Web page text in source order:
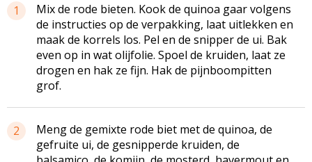
1
Mix de rode bieten. Kook de quinoa gaar volgens
de instructies op de verpakking, laat uitlekken en
maak de korrels los. Pel en de snipper de ui. Bak
even op in wat olijfolie. Spoel de kruiden, laat ze
drogen en hak ze fijn. Hak de pijnboompitten
grof.
2
Meng de gemixte rode biet met de quinoa, de
gefruite ui, de gesnipperde kruiden, de